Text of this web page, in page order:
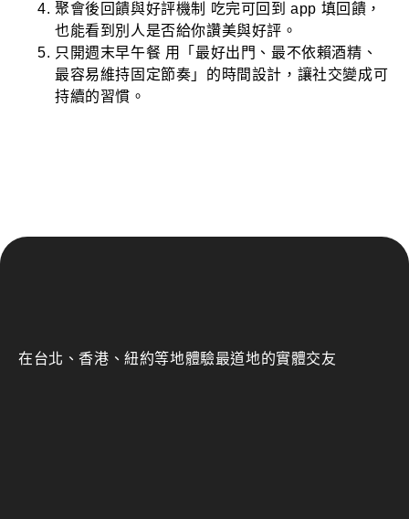
聚會後回饋與好評機制 吃完可回到 app 填回饋，
也能看到別人是否給你讚美與好評。
只開週末早午餐 用「最好出門、最不依賴酒精、
最容易維持固定節奏」的時間設計，讓社交變成可
持續的習慣。
在台北、香港、紐約等地體驗最道地的實體交友